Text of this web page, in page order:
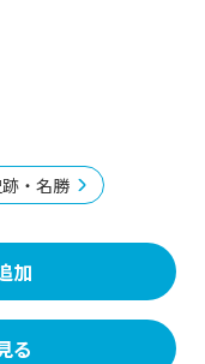
・名勝
加
る